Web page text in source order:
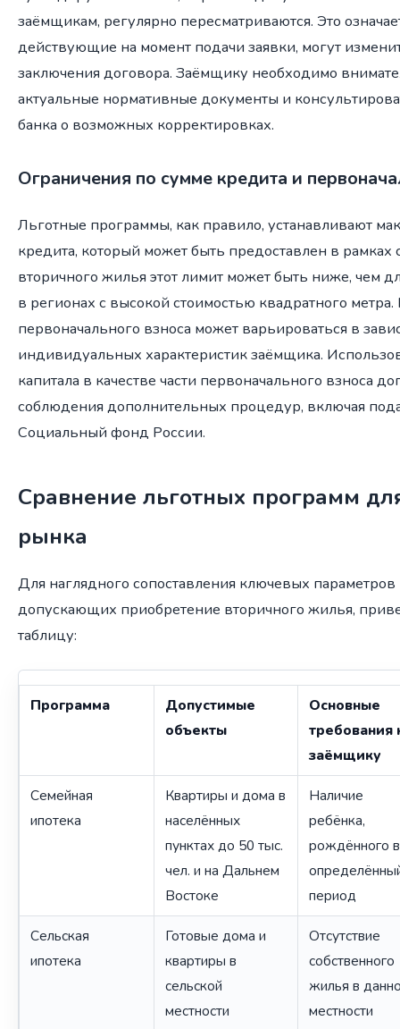
заёмщикам, регулярно пересматриваются. Это
действующие на момент подачи заявки, могут
заключения договора. Заёмщику необходимо
актуальные нормативные документы и
банка о возможных корректировках.
Ограничения по сумме кредита и
Льготные программы, как правило, устанавливают
кредита, который может быть предоставлен в
вторичного жилья этот лимит может быть ниже, чем
в регионах с высокой стоимостью квадратного
первоначального взноса может варьироваться в
индивидуальных характеристик заёмщика.
капитала в качестве части первоначального взноса
соблюдения дополнительных процедур, включая
Социальный фонд России.
Сравнение льготных программ
рынка
Для наглядного сопоставления ключевых
допускающих приобретение вторичного жилья,
таблицу:
Программа
Допустимые
объекты
Основные
требования
заёмщику
Семейная
ипотека
Квартиры и дома в
населённых
пунктах до 50 тыс.
чел. и на Дальнем
Востоке
Наличие
ребёнка,
рождённого в
период
Сельская
ипотека
Готовые дома и
квартиры в
сельской
местности
Отсутствие
собственного
жилья в
местности